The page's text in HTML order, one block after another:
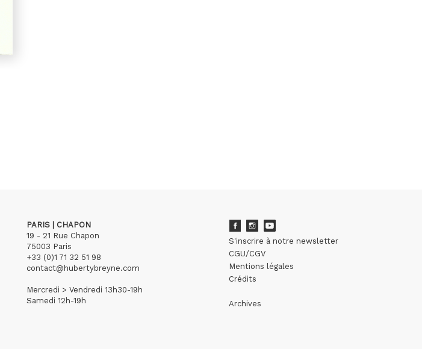
PARIS | CHAPON
19 - 21 Rue Chapon
75003 Paris
+33 (0)1 71 32 51 98
contact@hubertybreyne.com
Mercredi > Vendredi 13h30-19h
Samedi 12h-19h
S'inscrire à notre newsletter
CGU/CGV
Mentions légales
Crédits
Archives